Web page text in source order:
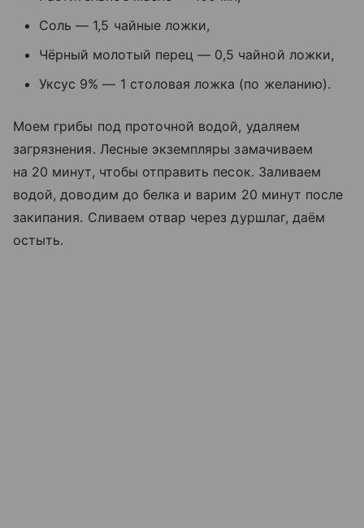
Соль — 1,5 чайные ложки,
Чёрный молотый перец — 0,5 чайной ложки,
Уксус 9% — 1 столовая ложка (по желанию).
Моем грибы под проточной водой, удаляем
загрязнения. Лесные экземпляры замачиваем
на 20 минут, чтобы отправить песок. Заливаем
водой, доводим до белка и варим 20 минут после
закипания. Сливаем отвар через дуршлаг, даём
остыть.